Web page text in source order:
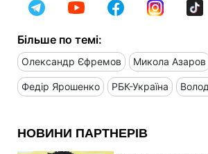
Більше по темі:
Олександр Єфремов Микола Азаров
Федір Ярошенко РБК-Україна